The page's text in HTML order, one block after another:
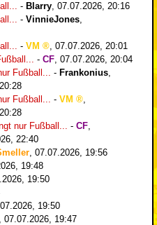
- Blarry 07.07.2026, 20:16
- VinnieJones
- VM
07.07.2026, 20:01
- CF 07.07.2026, 20:04
Fußball...
- Frankonius
Fußball...
- VM
nur Fußball...
- CF
22:40
07.07.2026, 19:56
19:48
19:50
19:50
07.07.2026, 19:47